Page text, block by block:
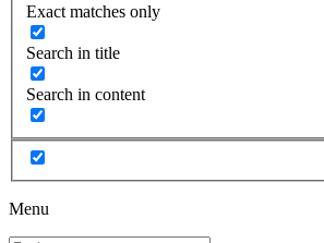
Exact matches only
Search in title
Search in content
Menu